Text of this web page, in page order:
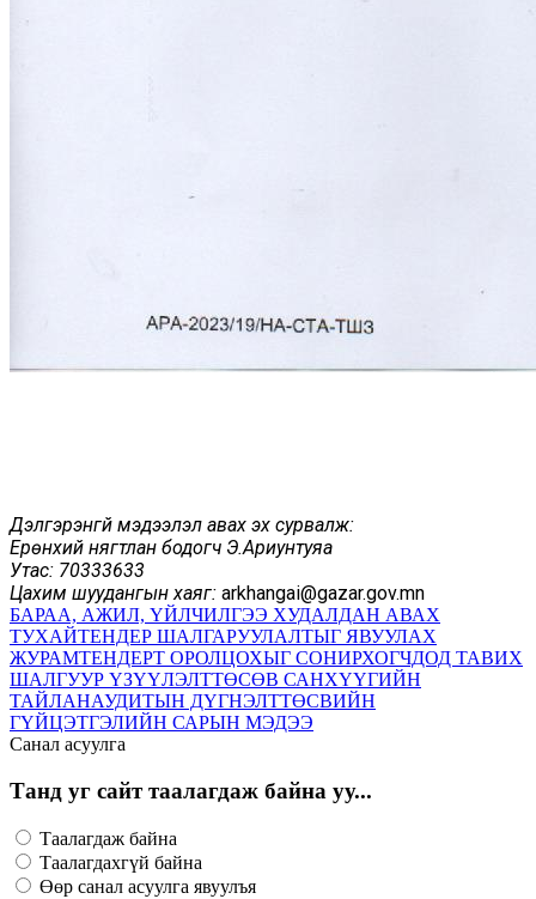
Дэлгэрэнгүй мэдээлэл авах эх сурвалж:
Ерөнхий нягтлан бодогч Э.Ариунтуяа
Утас: 70333633
Цахим шуудангын хаяг: arkhangai@gazar.gov.mn
БАРАА, АЖИЛ, ҮЙЛЧИЛГЭЭ ХУДАЛДАН АВАХ
ТУХАЙТЕНДЕР ШАЛГАРУУЛАЛТЫГ ЯВУУЛАХ
ЖУРАМТЕНДЕРТ ОРОЛЦОХЫГ СОНИРХОГЧДОД ТАВИХ
ШАЛГУУР ҮЗҮҮЛЭЛТТӨСӨВ САНХҮҮГИЙН
ТАЙЛАНАУДИТЫН ДҮГНЭЛТТӨСВИЙН
ГҮЙЦЭТГЭЛИЙН САРЫН МЭДЭЭ
Санал асуулга
Танд уг сайт таалагдаж байна уу...
Таалагдаж байна
Таалагдахгүй байна
Өөр санал асуулга явуулъя